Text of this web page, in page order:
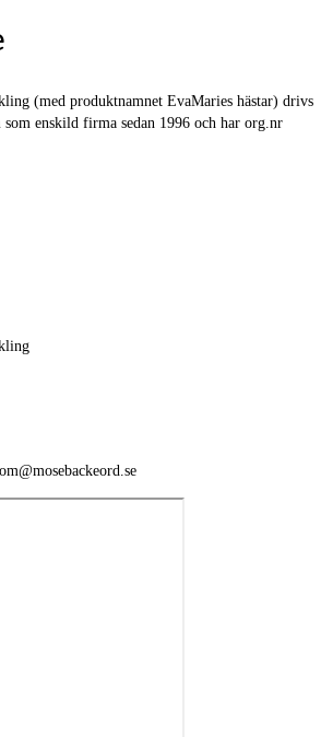
(med produktnamnet EvaMaries hästar) drivs
enskild firma sedan 1996 och har org.nr